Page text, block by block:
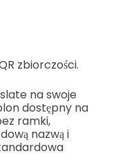
zbiorczości.
na swoje
dostępny na
ramki,
nazwą i